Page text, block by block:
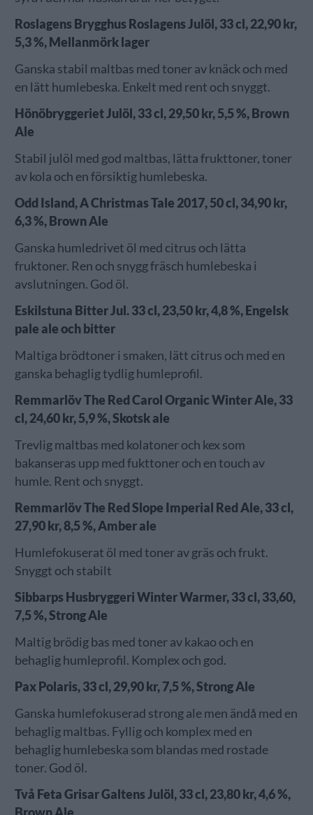
Roslagens Brygghus Roslagens Julöl, 33 cl, 22,90 kr,
5,3 %, Mellanmörk lager
Ganska stabil maltbas med toner av knäck och med
en lätt humlebeska. Enkelt med rent och snyggt.
Hönöbryggeriet Julöl, 33 cl, 29,50 kr, 5,5 %, Brown
Ale
Stabil julöl med god maltbas, lätta frukttoner, toner
av kola och en försiktig humlebeska.
Odd Island, A Christmas Tale 2017, 50 cl, 34,90 kr,
6,3 %, Brown Ale
Ganska humledrivet öl med citrus och lätta
fruktoner. Ren och snygg fräsch humlebeska i
avslutningen. God öl.
Eskilstuna Bitter Jul. 33 cl, 23,50 kr, 4,8 %, Engelsk
pale ale och bitter
Maltiga brödtoner i smaken, lätt citrus och med en
ganska behaglig tydlig humleprofil.
Remmarlöv The Red Carol Organic Winter Ale, 33
cl, 24,60 kr, 5,9 %, Skotsk ale
Trevlig maltbas med kolatoner och kex som
bakanseras upp med fukttoner och en touch av
humle. Rent och snyggt.
Remmarlöv The Red Slope Imperial Red Ale, 33 cl,
27,90 kr, 8,5 %, Amber ale
Humlefokuserat öl med toner av gräs och frukt.
Snyggt och stabilt
Sibbarps Husbryggeri Winter Warmer, 33 cl, 33,60,
7,5 %, Strong Ale
Maltig brödig bas med toner av kakao och en
behaglig humleprofil. Komplex och god.
Pax Polaris, 33 cl, 29,90 kr, 7,5 %, Strong Ale
Ganska humlefokuserad strong ale men ändå med en
behaglig maltbas. Fyllig och komplex med en
behaglig humlebeska som blandas med rostade
toner. God öl.
Två Feta Grisar Galtens Julöl, 33 cl, 23,80 kr, 4,6 %,